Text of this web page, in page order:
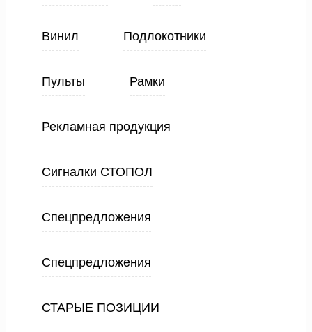
Винил Подлокотники
Пульты Рамки
Рекламная продукция
Сигналки СТОПОЛ
Спецпредложения
Спецпредложения
СТАРЫЕ ПОЗИЦИИ